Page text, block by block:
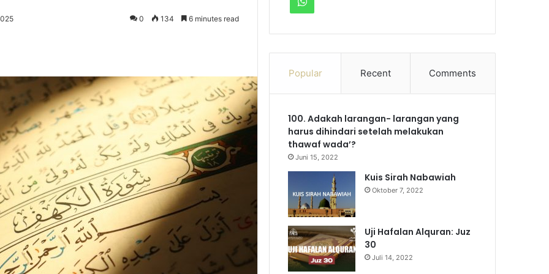
0 134 6 minutes read
b
o
o
k
u
b
e
g
r
r
a
o
k
a
t
A
p
p
Popular Recent Comments
100. Adakah larangan- larangan yang
harus dihindari setelah melakukan
thawaf wada’?
Juni 15, 2022
Kuis Sirah Nabawiah
Oktober 7, 2022
Uji Hafalan Alquran: Juz
30
Juli 14, 2022